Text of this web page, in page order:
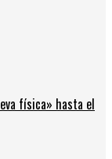
física» hasta el